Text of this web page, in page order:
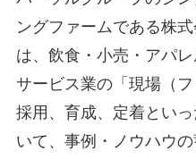
ングファームである株
は、飲食・小売・アパ
サービス業の「現場（フ
採用、育成、定着とい
いて、事例・ノウハウ